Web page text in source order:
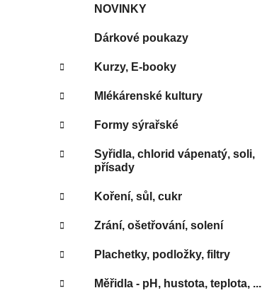
NOVINKY
Dárkové poukazy
Kurzy, E-booky
Mlékárenské kultury
Formy sýrařské
Syřidla, chlorid vápenatý, soli,
přísady
Koření, sůl, cukr
Zrání, ošetřování, solení
Plachetky, podložky, filtry
Měřidla - pH, hustota, teplota, ...